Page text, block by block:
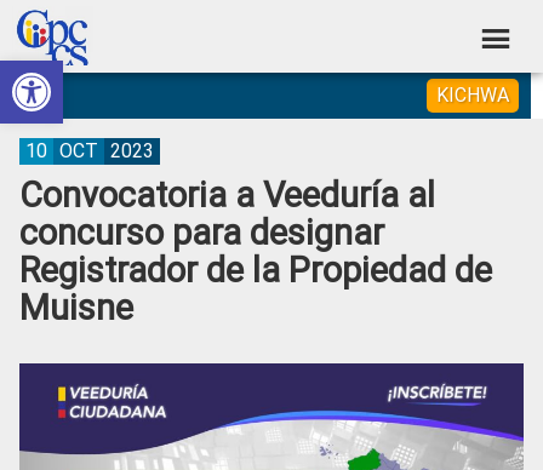
Abrir barra de herramientas
Skip
to
primary
navigation
Skip
to
main
content
Skip
to
primary
sidebar
Skip
to
footer
Consejo
de
Participación
Ciudadana
Control
Social
Construyendo
Poder
Ciudadano
KICHWA
Convocatoria a Veeduría al
concurso para designar
Registrador de la Propiedad de
Muisne
10 OCT 2023